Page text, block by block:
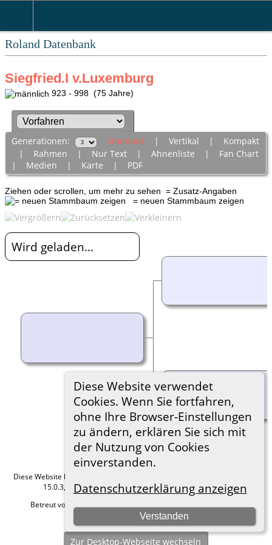
Roland Datenbank
Diese Website verwendet
Cookies. Wenn Sie fortfahren,
ohne Ihre Browser-Einstellungen
zu ändern, erklären Sie sich mit
der Nutzung von Cookies
einverstanden.
Datenschutzerklärung anzeigen
Verstanden
Siegfried.I v.Luxemburg
923 - 998 (75 Jahre)
Generationen: Standard | Vertikal | Kompakt
| Rahmen | Nur Text| Ahnenliste | Fan Chart
| Medien | Karte | PDF
Ziehen oder scrollen, um mehr zu sehen = Zusatz-Angaben
= neuen Stammbaum zeigen
Wird geladen...
Diese Website läuft mit
15.0.3, programmiert von Darrin Lythgoe © 2001-2026.
Betreut von
Hier geht es zum Impressum
Zur Desktop-Webseite wechseln